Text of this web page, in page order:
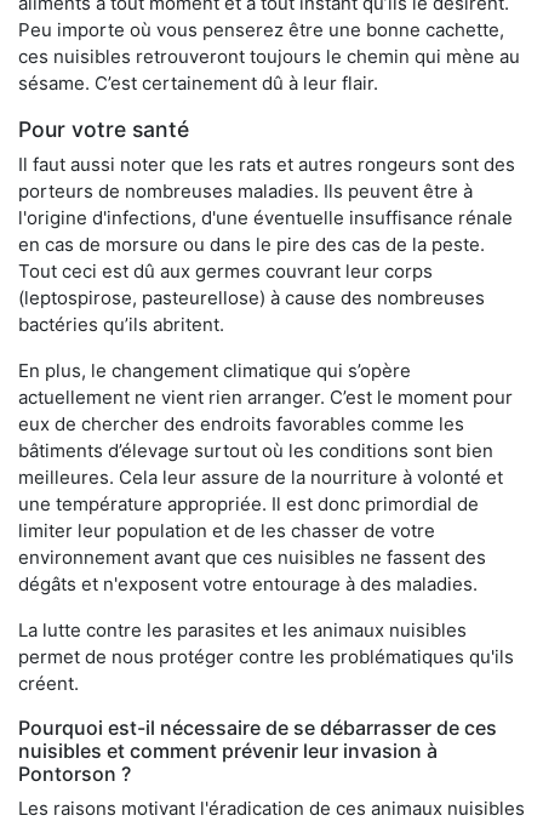
Peu importe où vous penserez être une bonne cachette,
ces nuisibles retrouveront toujours le chemin qui mène au
sésame. C’est certainement dû à leur flair.
Pour votre santé
Il faut aussi noter que les rats et autres rongeurs sont des
porteurs de nombreuses maladies. Ils peuvent être à
l'origine d'infections, d'une éventuelle insuffisance rénale
en cas de morsure ou dans le pire des cas de la peste.
Tout ceci est dû aux germes couvrant leur corps
(leptospirose, pasteurellose) à cause des nombreuses
bactéries qu’ils abritent.
En plus, le changement climatique qui s’opère
actuellement ne vient rien arranger. C’est le moment pour
eux de chercher des endroits favorables comme les
bâtiments d’élevage surtout où les conditions sont bien
meilleures. Cela leur assure de la nourriture à volonté et
une température appropriée. Il est donc primordial de
limiter leur population et de les chasser de votre
environnement avant que ces nuisibles ne fassent des
dégâts et n'exposent votre entourage à des maladies.
La lutte contre les parasites et les animaux nuisibles
permet de nous protéger contre les problématiques qu'ils
créent.
Pourquoi est-il nécessaire de se débarrasser de ces
nuisibles et comment prévenir leur invasion à
Pontorson ?
Les raisons motivant l'éradication de ces animaux nuisibles